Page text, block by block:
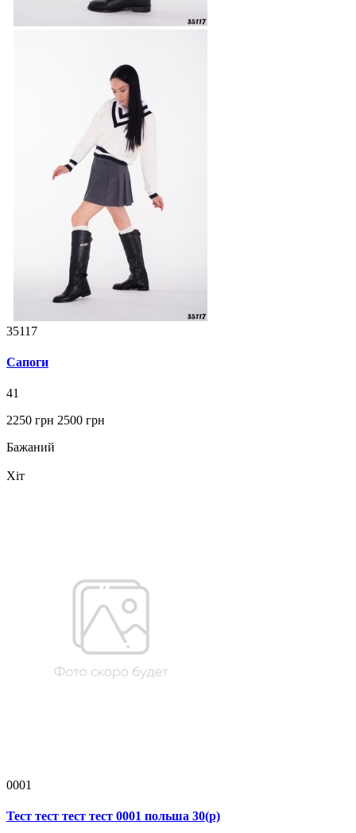
35117
Сапоги
41
2250 грн 2500 грн
Бажаний
Хіт
0001
Тест тест тест тест 0001 польша 30(р)